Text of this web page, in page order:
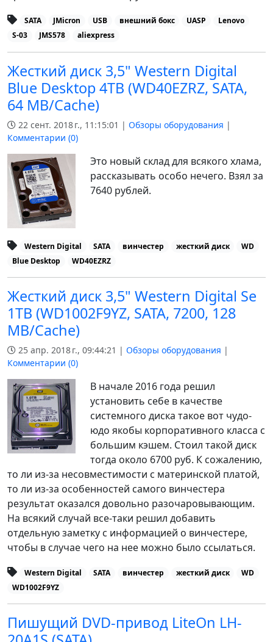
SATA JMicron USB внешний бокс UASP
Lenovo
S-03
JMS578 aliexpress
Жесткий диск 3,5" Western Digital
Blue Desktop 4TB (WD40EZRZ, SATA,
64 MB/Cache)
22 сент. 2018 г., 11:15:01 | Обзоры оборудования |
Комментарии (0)
Это новый склад для всякого хлама,
рассказывать особо нечего. Взял за
7640 рублей.
Western Digital SATA винчестер жесткий диск
WD
Blue Desktop
WD40EZRZ
Жесткий диск 3,5" Western Digital Se
1TB (WD1002F9YZ, SATA, 7200, 128
MB/Cache)
25 апр. 2018 г., 09:44:21 | Обзоры оборудования |
Комментарии (0)
В начале 2016 года решил
установить себе в качестве
системного диска такое вот чудо-
юдо якобы корпоративного класса с
большим кэшем. Стоил такой диск
тогда около 6700 руб. К сожалению,
то ли из-за несовместимости с материнской платой,
то ли из-за особенностей самого винчестера
результат оказался довольно разочаровывающим.
На всякий случай все-таки решил добавить
отдельную заметку с информацией о винчестере,
чтобы в случае чего на нее можно было ссылаться.
Western Digital SATA винчестер жесткий диск
WD
WD1002F9YZ
Пишущий DVD-привод LiteOn LH-